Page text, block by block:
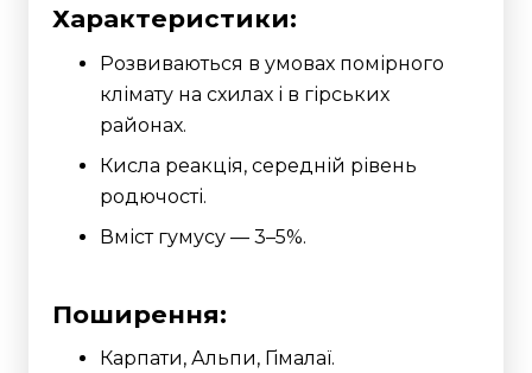
Характеристики:
Розвиваються в умовах помірного
клімату на схилах і в гірських
районах.
Кисла реакція, середній рівень
родючості.
Вміст гумусу — 3–5%.
Поширення:
Карпати, Альпи, Гімалаї.